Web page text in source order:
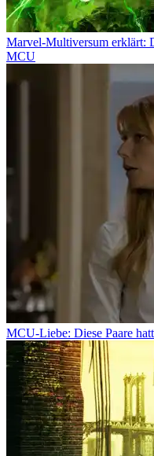
Marvel-Multiversum erklärt:
MCU
MCU-Liebe: Diese Paare